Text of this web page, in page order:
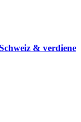
& verdiene